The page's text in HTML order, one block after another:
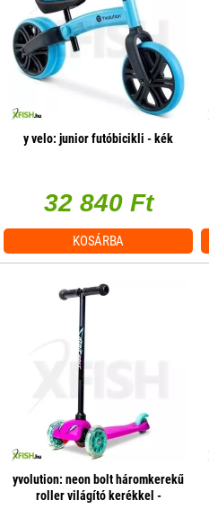
y velo: junior futóbicikli - kék
32 840 Ft
KOSÁRBA
yvolution: neon bolt háromkerekű
roller világító kerékkel -